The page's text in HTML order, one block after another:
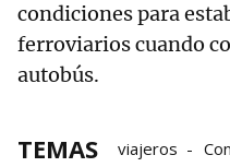
condiciones para
ferroviarios cuando
autobús.
TEMAS viajeros